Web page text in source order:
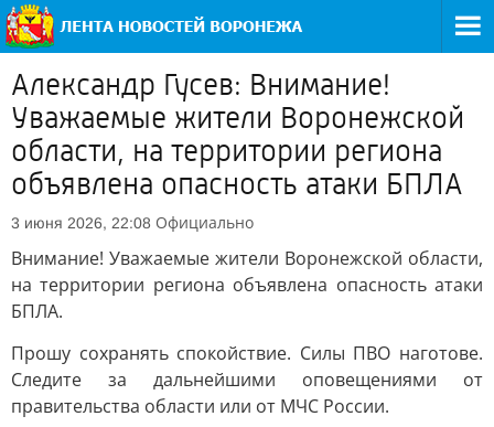
Александр Гусев: Внимание!
Уважаемые жители Воронежской
области, на территории региона
объявлена опасность атаки БПЛА
3 июня 2026, 22:08 Официально
Внимание! Уважаемые жители Воронежской области,
на территории региона объявлена опасность атаки
БПЛА.
Прошу сохранять спокойствие. Силы ПВО наготове.
Следите за дальнейшими оповещениями от
правительства области или от МЧС России.